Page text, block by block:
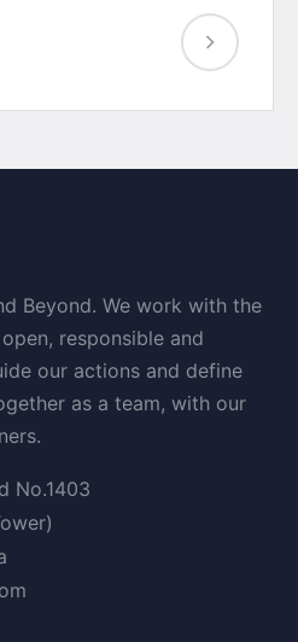
Beyond. We work with the
responsible and
our actions and define
as a team, with our
No.1403